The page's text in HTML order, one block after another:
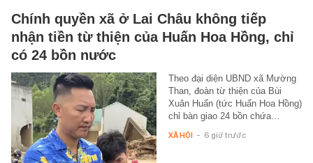
Chính quyền xã ở Lai Châu không tiếp
nhận tiền từ thiện của Huấn Hoa Hồng, chỉ
có 24 bồn nước
Theo đại diện UBND xã Mường
Than, đoàn từ thiện của Bùi
Xuân Huấn (tức Huấn Hoa Hồng)
chỉ bàn giao 24 bồn chứa…
XÃ HỘI - 6 giờ trước